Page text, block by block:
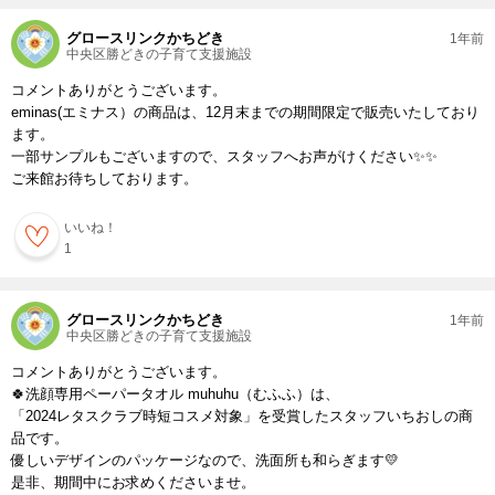
グロースリンクかちどき
中央区勝どきの子育て支援施設
1年前
コメントありがとうございます。
eminas(エミナス）の商品は、12月末までの期間限定で販売いたしており
ます。
一部サンプルもございますので、スタッフへお声がけください✨✨
ご来館お待ちしております。
いいね！
1
グロースリンクかちどき
中央区勝どきの子育て支援施設
1年前
コメントありがとうございます。
🍀洗顔専用ペーパータオル muhuhu（むふふ）は、
「2024レタスクラブ時短コスメ対象」を受賞したスタッフいちおしの商
品です。
優しいデザインのパッケージなので、洗面所も和らぎます💛
是非、期間中にお求めくださいませ。